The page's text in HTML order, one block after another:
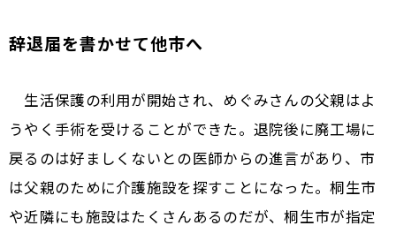
辞退届を書かせて他市へ
生活保護の利用が開始され、めぐみさんの父親はよ
うやく手術を受けることができた。退院後に廃工場に
戻るのは好ましくないとの医師からの進言があり、市
は父親のために介護施設を探すことになった。桐生市
や近隣にも施設はたくさんあるのだが、桐生市が指定